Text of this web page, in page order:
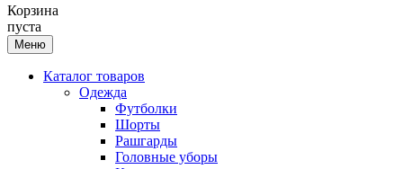
Корзина
пуста
Меню
Каталог товаров
Одежда
Футболки
Шорты
Рашгарды
Головные уборы